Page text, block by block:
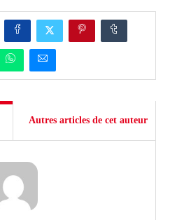
Autres articles de cet auteur